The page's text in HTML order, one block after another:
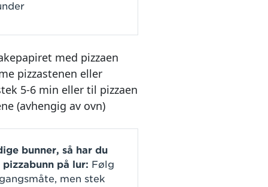
med pizzaen
pizzastenen eller
5-6 min eller til pizzaen
(avhengig av ovn)
bunner, så har du
på lur: Følg
men stek